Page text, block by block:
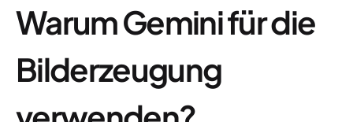
Warum Gemini für die
Bilderzeugung